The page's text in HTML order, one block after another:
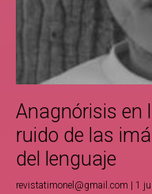
Anagnórisis en
ruido de las
del lenguaje
revistatimonel@gmail.com 1